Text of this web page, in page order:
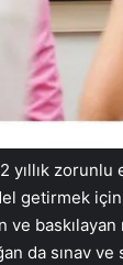
zorunlu
getirmek için
baskılayan
da sınav ve